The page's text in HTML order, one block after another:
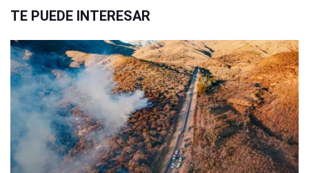
TE PUEDE INTERESAR